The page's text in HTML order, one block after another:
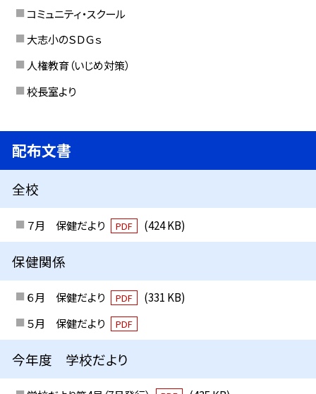
コミュニティ・スクール
大志小のＳＤＧｓ
人権教育（いじめ対策）
校長室より
配布文書
全校
７月 保健だより PDF (424 KB)
保健関係
６月 保健だより PDF
(331 KB)
５月 保健だより
PDF
今年度 学校だより